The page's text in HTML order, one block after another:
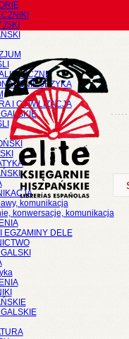
JĘZYKA
I CYWILIZACJA
komunikacja
konwersacje, komunikacja
EGZAMINY DELE